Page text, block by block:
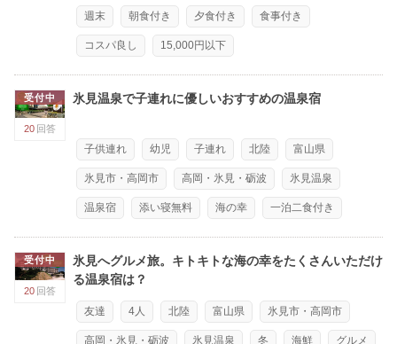
週末 朝食付き 夕食付き 食事付き
コスパ良し 15,000円以下
受付中
20 回答
氷見温泉で子連れに優しいおすすめの温泉宿
子供連れ 幼児 子連れ 北陸 富山県
氷見市・高岡市 高岡・氷見・砺波 氷見温泉
温泉宿 添い寝無料 海の幸 一泊二食付き
受付中
20 回答
氷見へグルメ旅。キトキトな海の幸をたくさんいただけ
る温泉宿は？
友達 4人 北陸 富山県 氷見市・高岡市
高岡・氷見・砺波 氷見温泉 冬 海鮮 グルメ